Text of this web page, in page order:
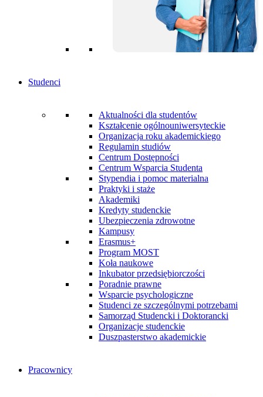
Studenci
Aktualności dla studentów
Kształcenie ogólnouniwersyteckie
Organizacja roku akademickiego
Regulamin studiów
Centrum Dostępności
Centrum Wsparcia Studenta
Stypendia i pomoc materialna
Praktyki i staże
Akademiki
Kredyty studenckie
Ubezpieczenia zdrowotne
Kampusy
Erasmus+
Program MOST
Koła naukowe
Inkubator przedsiębiorczości
Poradnie prawne
Wsparcie psychologiczne
Studenci ze szczególnymi potrzebami
Samorząd Studencki i Doktorancki
Organizacje studenckie
Duszpasterstwo akademickie
Pracownicy